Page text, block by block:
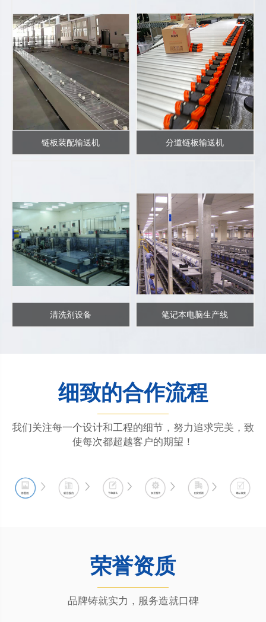
链板装配输送机 分道链板输送机
清洗剂设备 笔记本电脑生产线
细致的合作流程
我们关注每一个设计和工程的细节，努力追求完美，致
使每次都超越客户的期望！
荣誉资质
品牌铸就实力，服务造就口碑